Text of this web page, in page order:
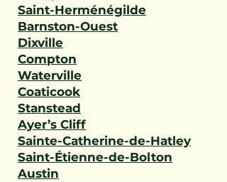
Saint-Herménégilde
Barnston-Ouest
Dixville
Compton
Waterville
Coaticook
Stanstead
Ayer’s Cliff
Sainte-Catherine-de-Hatley
Saint-Étienne-de-Bolton
Austin